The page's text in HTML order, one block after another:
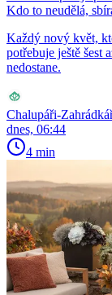
Kdo to neudělá,
Každý nový květ,
potřebuje ještě šest
nedostane.
Chalupáři-
dnes, 06:44
4 min